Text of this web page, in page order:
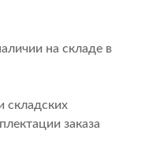
на складе в
складских
заказа